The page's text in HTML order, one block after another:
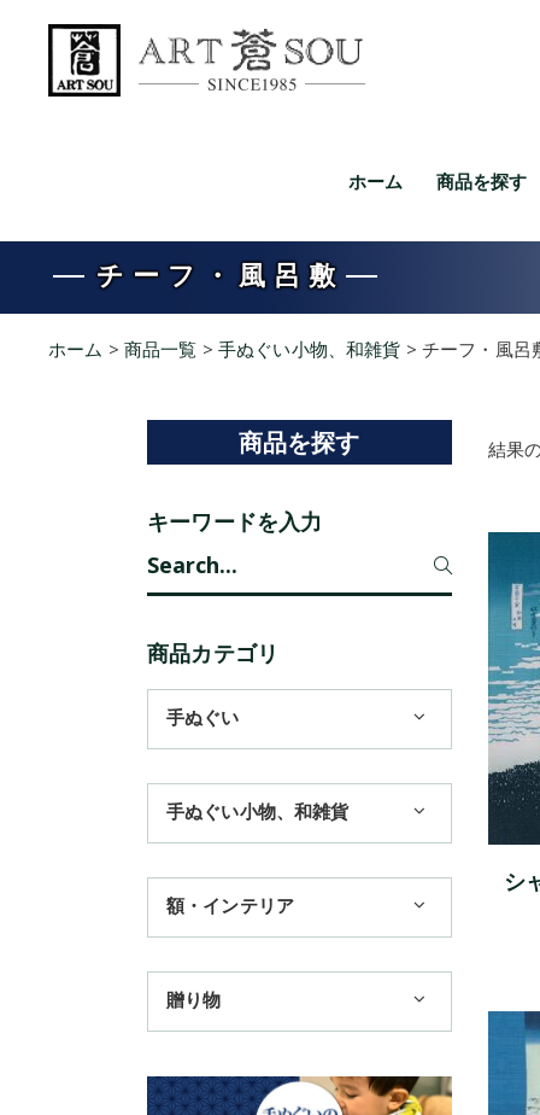
ホーム 商品を探す
チーフ・風呂敷
ホーム > 商品一覧 > 手ぬぐい小物、和雑貨 > チーフ・風呂
結果
シ
商品を探す
キーワードを入力
Search
商品カテゴリ
手ぬぐい
3,300円まで
季節のおすすめ
浮世絵・名画名作・古典
四季
手ぬぐい小物、和雑貨
扇子
赤ちゃん甚平
ステーショナリー
額・インテリア
TokyoTokyo選定商品
のれん
贈り物
母の日ギフト